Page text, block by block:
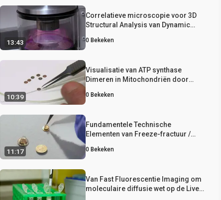
13:43
Correlatieve microscopie voor 3D
Structural Analysis van Dynamic
0 Bekeken
10:39
Visualisatie van ATP synthase
Dimeren in Mitochondriën door
0 Bekeken
11:17
Fundamentele Technische
Elementen van Freeze-fractuur /
Microscopy
0 Bekeken
Van Fast Fluorescentie Imaging om
moleculaire diffusie wet op de Live-